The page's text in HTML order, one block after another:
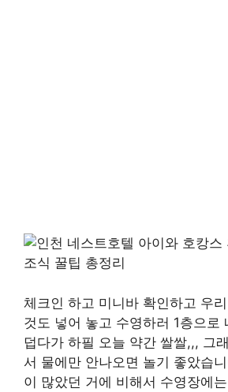
체크인 하고 미니바 확인하고 우
것도 넣어 놓고 수영하러 1층으로
덥다가 하필 오늘 약간 쌀쌀,,, 그
서 물에만 안나오면 놀기 좋았습
이 많았던 거에 비해서 수영장에